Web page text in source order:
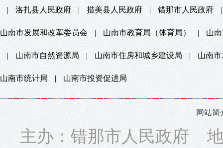
| 洛扎县人民政府 | 措美县人民政府 | 错那市人民政府 |
山南市发展和改革委员会 | 山南市教育局（体育局） | 山
| 山南市自然资源局 | 山南市住房和城乡建设局 | 山南
山南市统计局 | 山南市投资促进局
网站简
主办：错那市人民政府